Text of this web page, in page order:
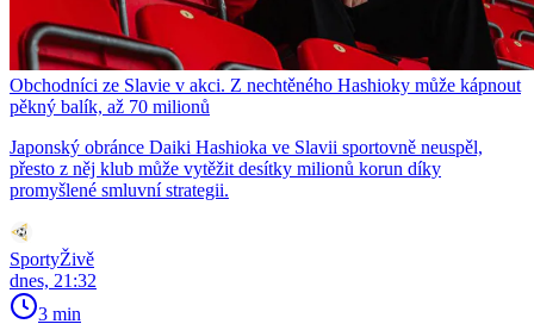
Obchodníci ze Slavie v akci. Z nechtěného Hashioky může kápnout
pěkný balík, až 70 milionů
Japonský obránce Daiki Hashioka ve Slavii sportovně neuspěl,
přesto z něj klub může vytěžit desítky milionů korun díky
promyšlené smluvní strategii.
SportyŽivě
dnes, 21:32
3 min